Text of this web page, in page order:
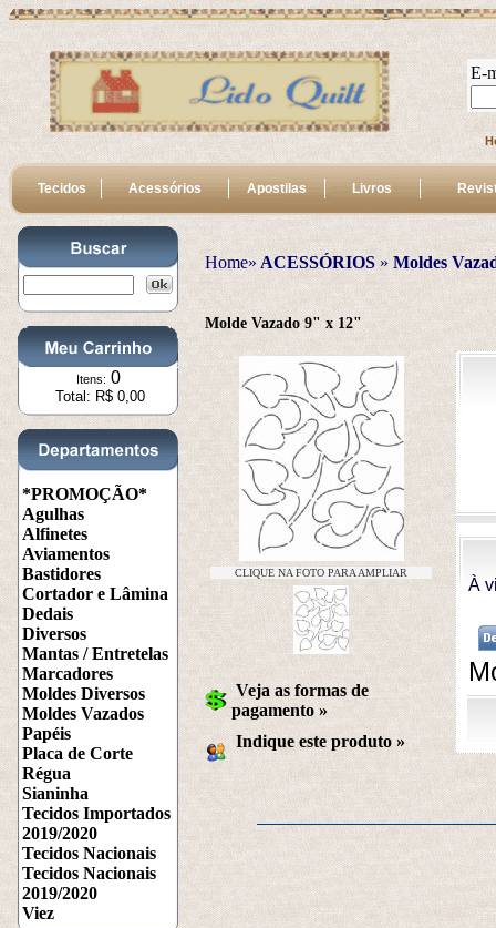
E-
Tecidos Acessórios Apostilas Livros
Itens: 0
Total: R$ 0,00
*PROMOÇÃO*
Agulhas
Alfinetes
Aviamentos
Bastidores
Cortador e Lâmina
Dedais
Diversos
Mantas / Entretelas
Marcadores
Moldes Diversos
Moldes Vazados
Papéis
Placa de Corte
Régua
Sianinha
Tecidos Importados
2019/2020
Tecidos Nacionais
Tecidos Nacionais
2019/2020
Viez
Home»ACESSÓRIOS » Moldes
Molde Vazado 9" x 12"
CLIQUE NA FOTO PARA AMPLIAR
À
Veja as formas de
pagamento »
Indique este produto »